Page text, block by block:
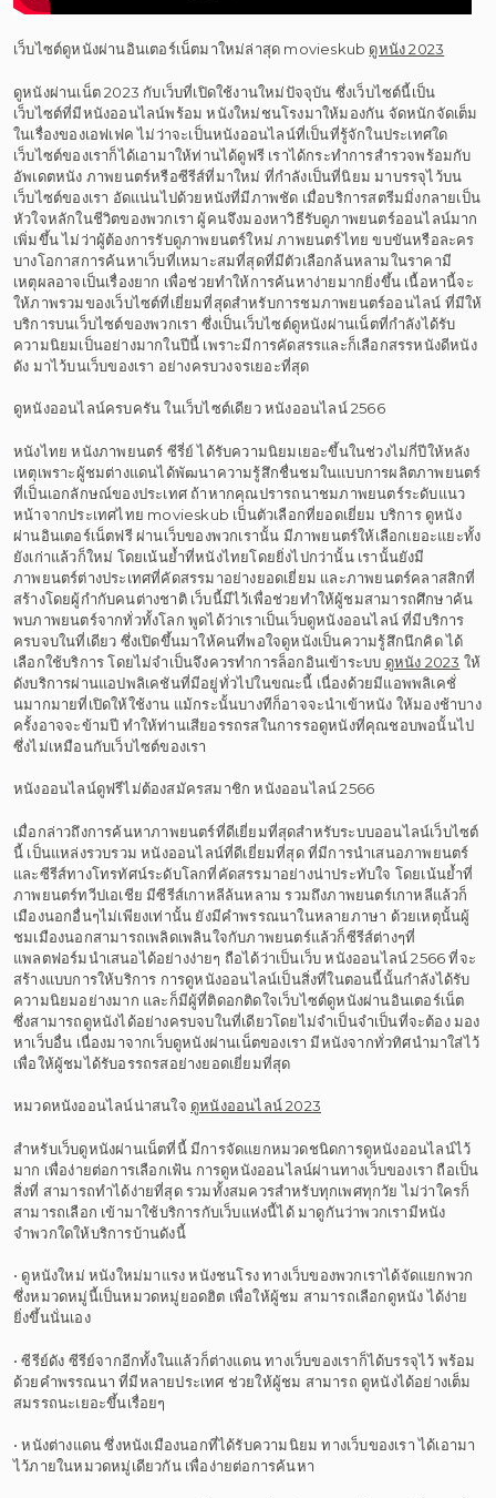
เว็บไซต์ดูหนังผ่านอินเตอร์เน็ตมาใหม่ล่าสุด movieskub ดูหนัง 2023
ดูหนังผ่านเน็ต 2023 กับเว็บที่เปิดใช้งานใหม่ปัจจุบัน ซึ่งเว็บไซต์นี้เป็น
เว็บไซต์ที่มีหนังออนไลน์พร้อม หนังใหม่ชนโรงมาให้มองกัน จัดหนักจัดเต็ม
ในเรื่องของเอฟเฟค ไม่ว่าจะเป็นหนังออนไลน์ที่เป็นที่รู้จักในประเทศใด
เว็บไซต์ของเราก็ได้เอามาให้ท่านได้ดูฟรี เราได้กระทำการสำรวจพร้อมกับ
อัพเดตหนัง ภาพยนตร์หรือซีรีส์ที่มาใหม่ ที่กำลังเป็นที่นิยม มาบรรจุไว้บน
เว็บไซต์ของเรา อัดแน่นไปด้วยหนังที่มีภาพชัด เมื่อบริการสตรีมมิ่งกลายเป็น
หัวใจหลักในชีวิตของพวกเรา ผู้คนจึงมองหาวิธีรับดูภาพยนตร์ออนไลน์มาก
เพิ่มขึ้น ไม่ว่าผู้ต้องการรับดูภาพยนตร์ใหม่ ภาพยนตร์ไทย ขบขันหรือละคร
บางโอกาสการค้นหาเว็บที่เหมาะสมที่สุดที่มีตัวเลือกล้นหลามในราคามี
เหตุผลอาจเป็นเรื่องยาก เพื่อช่วยทำให้การค้นหาง่ายมากยิ่งขึ้น เนื้อหานี้จะ
ให้ภาพรวมของเว็บไซต์ที่เยี่ยมที่สุดสำหรับการชมภาพยนตร์ออนไลน์ ที่มีให้
บริการบนเว็บไซต์ของพวกเรา ซึ่งเป็นเว็บไซต์ดูหนังผ่านเน็ตที่กำลังได้รับ
ความนิยมเป็นอย่างมากในปีนี้ เพราะมีการคัดสรรและก็เลือกสรรหนังดีหนัง
ดัง มาไว้บนเว็บของเรา อย่างครบวงจรเยอะที่สุด
ดูหนังออนไลน์ครบครัน ในเว็บไซต์เดียว หนังออนไลน์ 2566
หนังไทย หนังภาพยนตร์ ซีรี่ย์ ได้รับความนิยมเยอะขึ้นในช่วงไม่กี่ปีให้หลัง
เหตุเพราะผู้ชมต่างแดนได้พัฒนาความรู้สึกชื่นชมในแบบการผลิตภาพยนตร์
ที่เป็นเอกลักษณ์ของประเทศ ถ้าหากคุณปรารถนาชมภาพยนตร์ระดับแนว
หน้าจากประเทศไทย movieskub เป็นตัวเลือกที่ยอดเยี่ยม บริการ ดูหนัง
ผ่านอินเตอร์เน็ตฟรี ผ่านเว็บของพวกเรานั้น มีภาพยนตร์ให้เลือกเยอะแยะทั้ง
ยังเก่าแล้วก็ใหม่ โดยเน้นย้ำที่หนังไทยโดยยิ่งไปกว่านั้น เรานั้นยังมี
ภาพยนตร์ต่างประเทศที่คัดสรรมาอย่างยอดเยี่ยม และภาพยนตร์คลาสสิกที่
สร้างโดยผู้กำกับคนต่างชาติ เว็บนี้มีไว้เพื่อช่วยทำให้ผู้ชมสามารถศึกษาค้น
พบภาพยนตร์จากทั่วทั้งโลก พูดได้ว่าเราเป็นเว็บดูหนังออนไลน์ ที่มีบริการ
ครบจบในที่เดียว ซึ่งเปิดขึ้นมาให้คนที่พอใจดูหนังเป็นความรู้สึกนึกคิด ได้
เลือกใช้บริการ โดยไม่จำเป็นจึงควรทำการล็อกอินเข้าระบบ ดูหนัง 2023 ให้
ดังบริการผ่านแอปพลิเคชันที่มีอยู่ทั่วไปในขณะนี้ เนื่องด้วยมีแอพพลิเคชั่
นมากมายที่เปิดให้ใช้งาน แม้กระนั้นบางทีก็อาจจะนำเข้าหนัง ให้มองช้าบาง
ครั้งอาจจะข้ามปี ทำให้ท่านเสียอรรถรสในการรอดูหนังที่คุณชอบพอนั้นไป
ซึ่งไม่เหมือนกับเว็บไซต์ของเรา
หนังออนไลน์ดูฟรีไม่ต้องสมัครสมาชิก หนังออนไลน์ 2566
เมื่อกล่าวถึงการค้นหาภาพยนตร์ที่ดีเยี่ยมที่สุดสำหรับระบบออนไลน์เว็บไซต์
นี้ เป็นแหล่งรวบรวม หนังออนไลน์ที่ดีเยี่ยมที่สุด ที่มีการนำเสนอภาพยนตร์
และซีรีส์ทางโทรทัศน์ระดับโลกที่คัดสรรมาอย่างน่าประทับใจ โดยเน้นย้ำที่
ภาพยนตร์ทวีปเอเชีย มีซีรีส์เกาหลีล้นหลาม รวมถึงภาพยนตร์เกาหลีแล้วก็
เมืองนอกอื่นๆไม่เพียงเท่านั้น ยังมีคำพรรณนาในหลายภาษา ด้วยเหตุนั้นผู้
ชมเมืองนอกสามารถเพลิดเพลินใจกับภาพยนตร์แล้วก็ซีรีส์ต่างๆที่
แพลตฟอร์มนำเสนอได้อย่างง่ายๆ ถือได้ว่าเป็นเว็บ หนังออนไลน์ 2566 ที่จะ
สร้างแบบการให้บริการ การดูหนังออนไลน์เป็นสิ่งที่ในตอนนี้นั้นกำลังได้รับ
ความนิยมอย่างมาก และก็มีผู้ที่ติดอกติดใจเว็บไซต์ดูหนังผ่านอินเตอร์เน็ต
ซึ่งสามารถดูหนังได้อย่างครบจบในที่เดียวโดยไม่จำเป็นจำเป็นที่จะต้อง มอง
หาเว็บอื่น เนื่องมาจากเว็บดูหนังผ่านเน็ตของเรา มีหนังจากทั่วทิศนำมาใส่ไว้
เพื่อให้ผู้ชมได้รับอรรถรสอย่างยอดเยี่ยมที่สุด
หมวดหนังออนไลน์น่าสนใจ ดูหนังออนไลน์ 2023
สำหรับเว็บดูหนังผ่านเน็ตที่นี้ มีการจัดแยกหมวดชนิดการดูหนังออนไลน์ไว้
มาก เพื่อง่ายต่อการเลือกเฟ้น การดูหนังออนไลน์ผ่านทางเว็บของเรา ถือเป็น
สิ่งที่ สามารถทำได้ง่ายที่สุด รวมทั้งสมควรสำหรับทุกเพศทุกวัย ไม่ว่าใครก็
สามารถเลือก เข้ามาใช้บริการกับเว็บแห่งนี้ได้ มาดูกันว่าพวกเรามีหนัง
จำพวกใดให้บริการบ้านดังนี้
• ดูหนังใหม่ หนังใหม่มาแรง หนังชนโรง ทางเว็บของพวกเราได้จัดแยกพวก
ซึ่งหมวดหมู่นี้เป็นหมวดหมู่ยอดฮิต เพื่อให้ผู้ชม สามารถเลือกดูหนัง ได้ง่าย
ยิ่งขึ้นนั่นเอง
• ซีรีย์ดัง ซีรีย์จากอีกทั้งในแล้วก็ต่างแดน ทางเว็บของเราก็ได้บรรจุไว้ พร้อม
ด้วยคำพรรณนา ที่มีหลายประเทศ ช่วยให้ผู้ชม สามารถ ดูหนังได้อย่างเต็ม
สมรรถนะเยอะขึ้นเรื่อยๆ
• หนังต่างแดน ซึ่งหนังเมืองนอกที่ได้รับความนิยม ทางเว็บของเรา ได้เอามา
ไว้ภายในหมวดหมู่เดียวกัน เพื่อง่ายต่อการค้นหา